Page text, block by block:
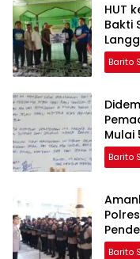
HUT
Bakti
Barito
Mulai
Barito
Barito